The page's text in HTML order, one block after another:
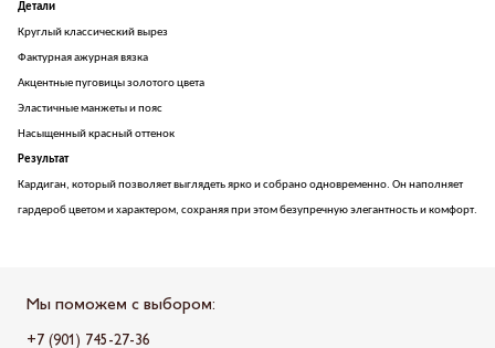
Детали
Круглый классический вырез
Фактурная ажурная вязка
Акцентные пуговицы золотого цвета
Эластичные манжеты и пояс
Насыщенный красный оттенок
Результат
Кардиган, который позволяет выглядеть ярко и собрано одновременно. Он наполняет
гардероб цветом и характером, сохраняя при этом безупречную элегантность и комфорт.
Мы поможем с выбором:
+7 (901) 745-27-36